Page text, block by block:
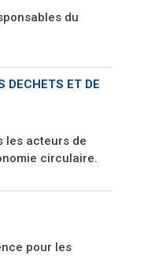
du
DECHETS ET DE
les acteurs de
circulaire.
pour les